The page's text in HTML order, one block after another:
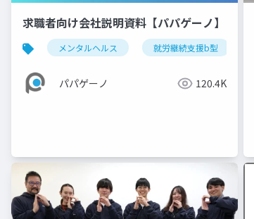
求職者向け会社説明資料【パパゲーノ】
メンタルヘルス 就労継続支援b型
パパゲーノ 120.4K